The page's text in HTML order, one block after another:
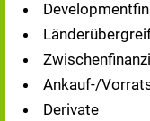
Ankauf-/
Derivate